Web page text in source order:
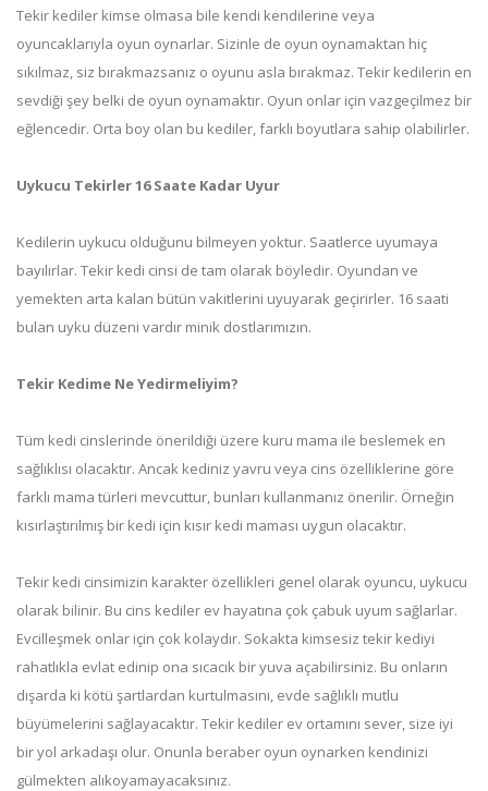
Tekir kediler kimse olmasa bile kendi kendilerine veya
oyuncaklarıyla oyun oynarlar. Sizinle de oyun oynamaktan hiç
sıkılmaz, siz bırakmazsanız o oyunu asla bırakmaz. Tekir kedilerin en
sevdiği şey belki de oyun oynamaktır. Oyun onlar için vazgeçilmez bir
eğlencedir. Orta boy olan bu kediler, farklı boyutlara sahip olabilirler.
Uykucu Tekirler 16 Saate Kadar Uyur
Kedilerin uykucu olduğunu bilmeyen yoktur. Saatlerce uyumaya
bayılırlar. Tekir kedi cinsi de tam olarak böyledir. Oyundan ve
yemekten arta kalan bütün vakitlerini uyuyarak geçirirler. 16 saati
bulan uyku düzeni vardır minik dostlarımızın.
Tekir Kedime Ne Yedirmeliyim?
Tüm kedi cinslerinde önerildiği üzere kuru mama ile beslemek en
sağlıklısı olacaktır. Ancak kediniz yavru veya cins özelliklerine göre
farklı mama türleri mevcuttur, bunları kullanmanız önerilir. Örneğin
kısırlaştırılmış bir kedi için kısır kedi maması uygun olacaktır.
Tekir kedi cinsimizin karakter özellikleri genel olarak oyuncu, uykucu
olarak bilinir. Bu cins kediler ev hayatına çok çabuk uyum sağlarlar.
Evcilleşmek onlar için çok kolaydır. Sokakta kimsesiz tekir kediyi
rahatlıkla evlat edinip ona sıcacık bir yuva açabilirsiniz. Bu onların
dışarda ki kötü şartlardan kurtulmasını, evde sağlıklı mutlu
büyümelerini sağlayacaktır. Tekir kediler ev ortamını sever, size iyi
bir yol arkadaşı olur. Onunla beraber oyun oynarken kendinizi
gülmekten alıkoyamayacaksınız.